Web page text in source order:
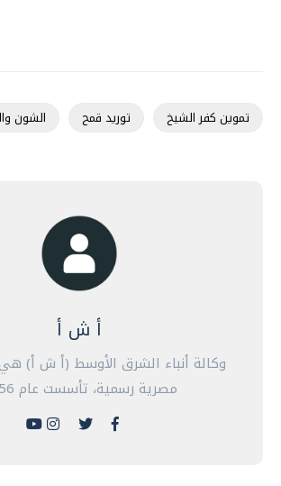
تموين كفر الشيخ توريد قمح الشون
أ ش أ
وكالة أنباء الشرق الأوسط (أ ش أ) هي
مصرية رسمية، تأسست عام 1956